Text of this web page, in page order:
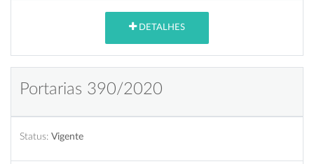
DETALHES
Portarias 390/2020
Status: Vigente